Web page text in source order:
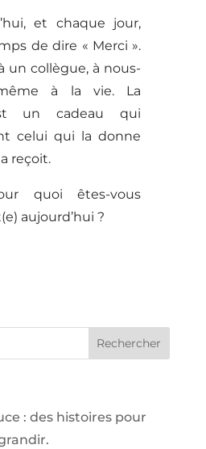
et chaque jour,
de dire « Merci ».
un collègue, à nous-
à la vie. La
un cadeau qui
celui qui la donne
reçoit.
quoi êtes-vous
aujourd’hui ?
: des histoires pour